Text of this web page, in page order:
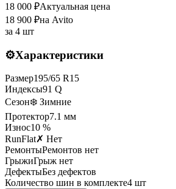
18 000 ₽Актуальная цена
18 900 ₽на Avito
за 4 шт
⚙️Характеристики
Размер195/65 R15
Индексы91 Q
Сезон❄️ Зимние
Протектор7.1 мм
Износ10 %
RunFlat✗ Нет
РемонтыРемонтов нет
ГрыжиГрыж нет
ДефектыБез дефектов
Количество шин в комплекте4 шт